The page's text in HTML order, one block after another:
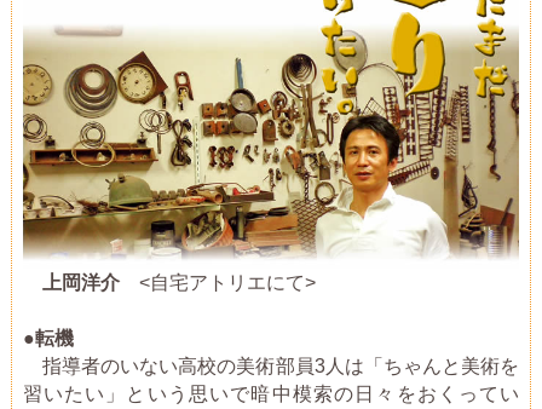
上岡洋介 <自宅アトリエにて>
●転機
指導者のいない高校の美術部員3人は「ちゃんと美術を
習いたい」という思いで暗中模索の日々をおくってい